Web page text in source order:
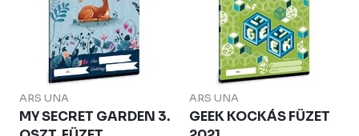
ARS UNA
MY SECRET GARDEN 3.
ARS UNA
GEEK KOCKÁS FÜZET